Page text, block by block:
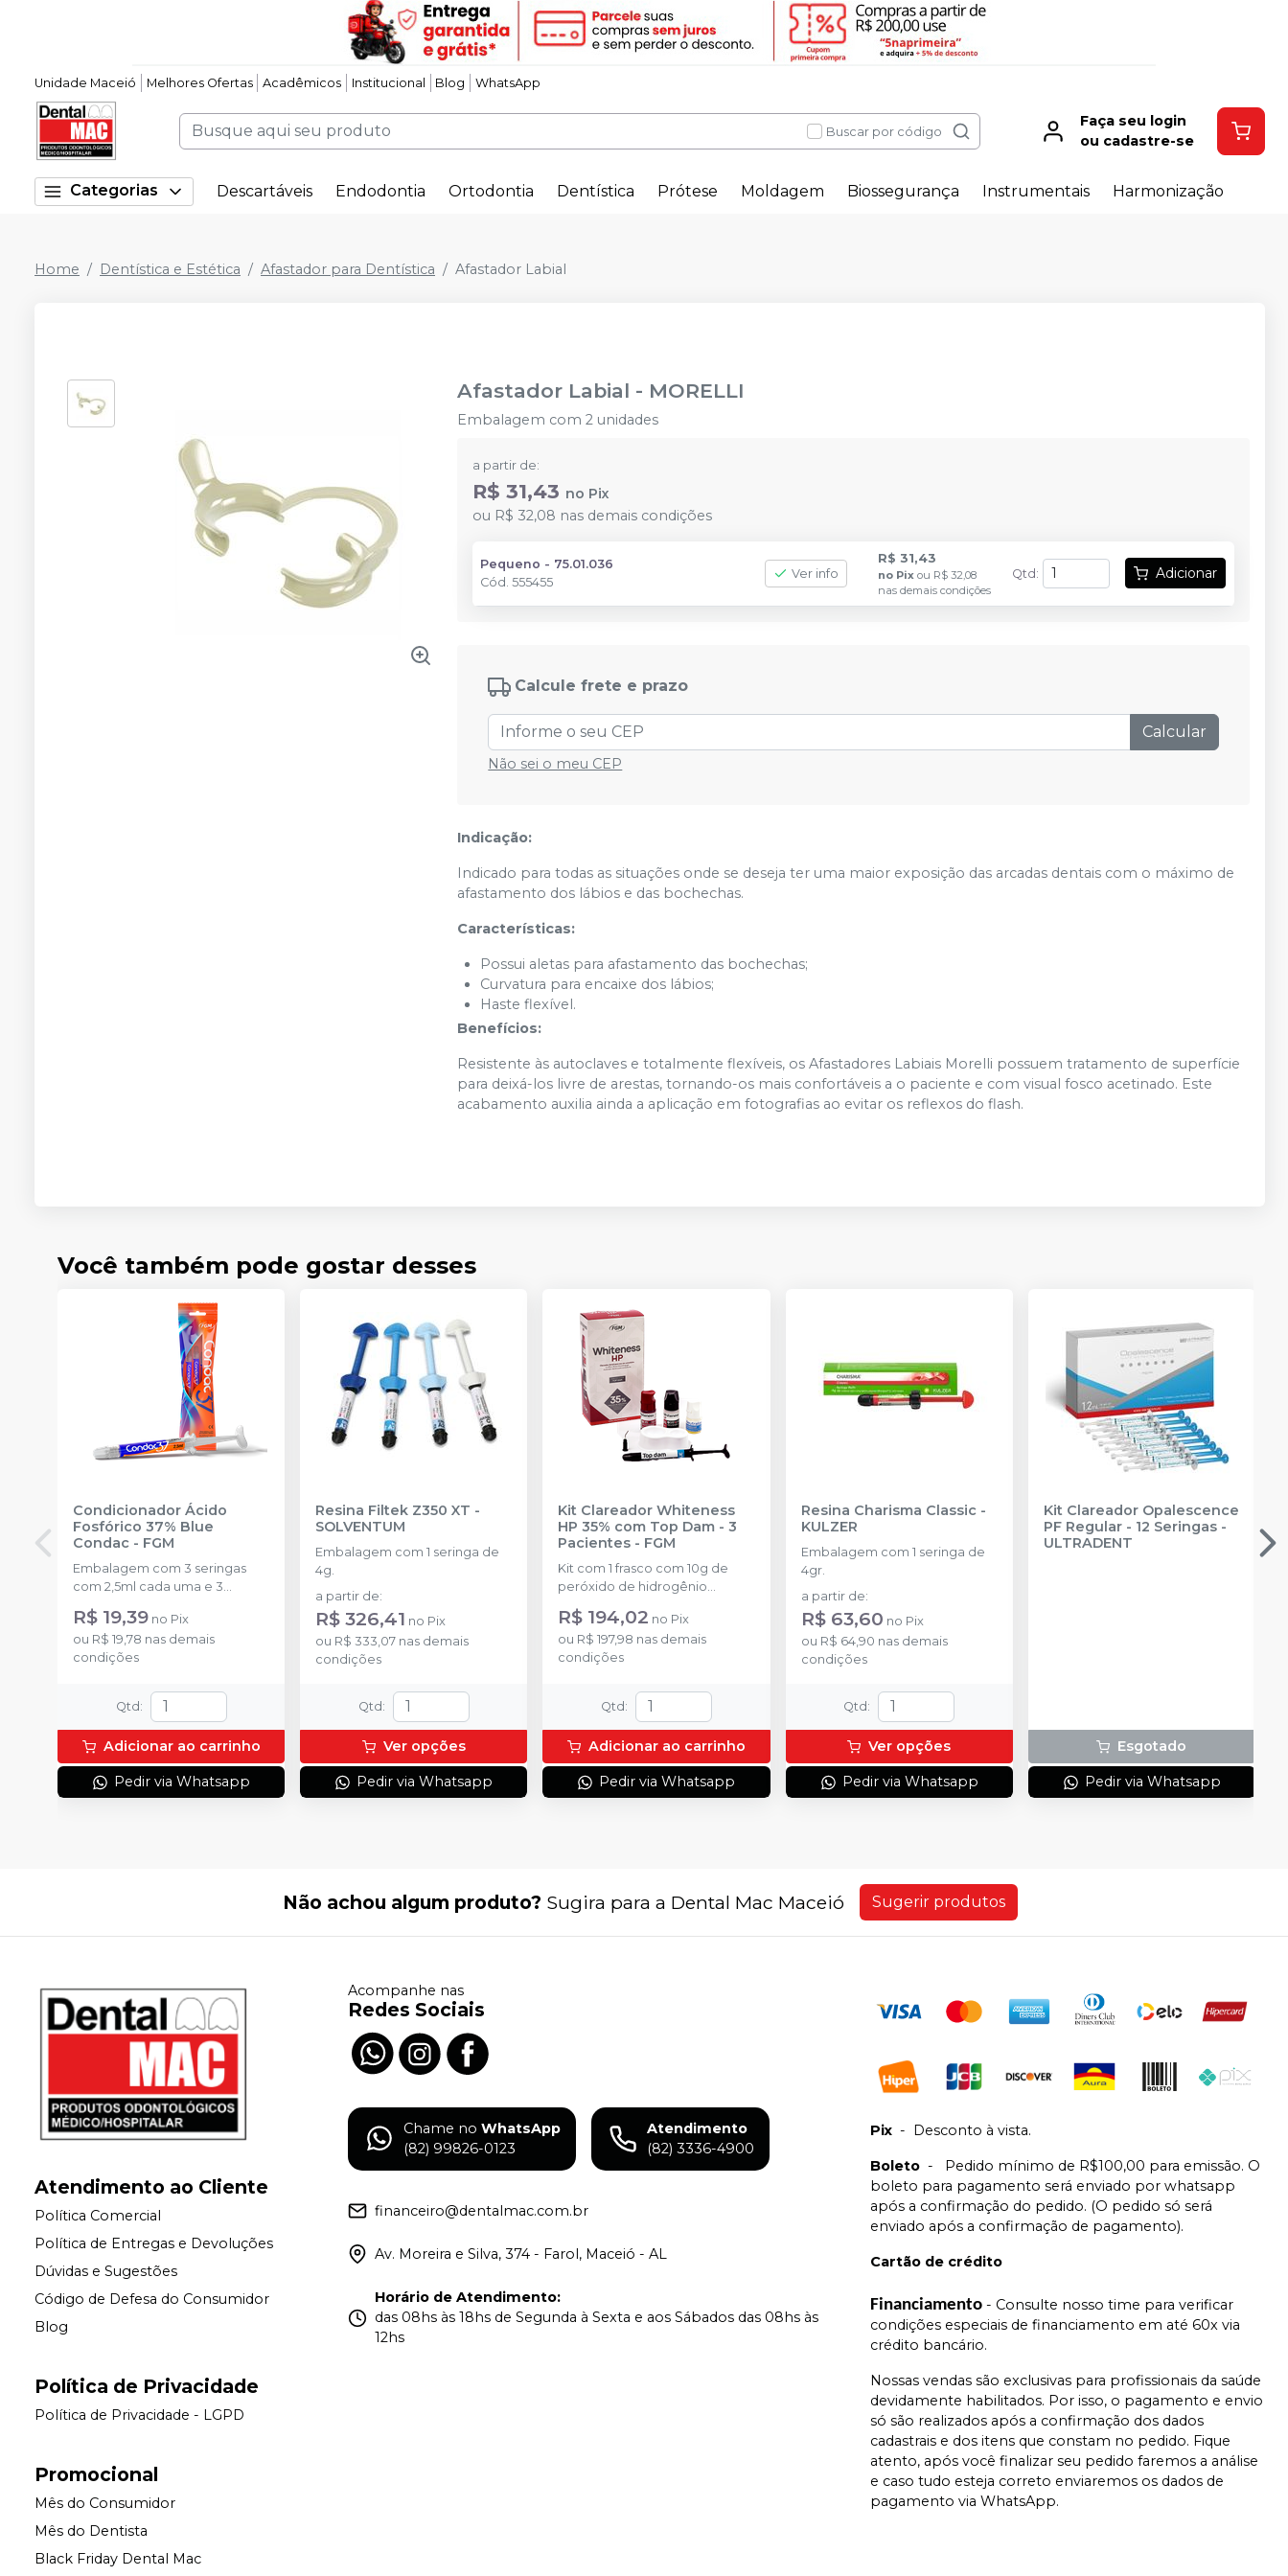
Unidade Maceió Melhores Ofertas Acadêmicos Institucional Blog WhatsApp
Buscar por código
Faça seu login
ou cadastre-se
Categorias Descartáveis Endodontia Ortodontia Dentística Prótese Moldagem Biossegurança Instrumentais Harmonização
Home Dentística e Estética Afastador para Dentística Afastador Labial
Afastador Labial - MORELLI
Embalagem com 2 unidades
a partir de:
R$ 31,43 no Pix
ou R$ 32,08 nas demais condições
Pequeno - 75.01.036
Cód.555455
Ver info
R$ 31,43
no Pix ou R$ 32,08
nas demais condições
Qtd : Adicionar
Calcule frete e prazo
Calcular
Não sei o meu CEP
Indicação:
Indicado para todas as situações onde se deseja ter uma maior exposição das arcadas dentais com o máximo de
afastamento dos lábios e das bochechas.
Características:
Possui aletas para afastamento das bochechas;
Curvatura para encaixe dos lábios;
Haste flexível.
Benefícios:
Resistente às autoclaves e totalmente flexíveis, os Afastadores Labiais Morelli possuem tratamento de superfície
para deixá-los livre de arestas, tornando-os mais confortáveis a o paciente e com visual fosco acetinado. Este
acabamento auxilia ainda a aplicação em fotografias ao evitar os reflexos do flash.
Você também pode gostar desses
Condicionador Ácido
Fosfórico 37% Blue
Condac - FGM
Embalagem com 3 seringas
com 2,5ml cada uma e 3
R$ 19,39 no Pix
ou R$ 19,78 nas demais
condições
Qtd :
Adicionar ao carrinho
Pedir via Whatsapp
Resina Filtek Z350 XT -
SOLVENTUM
Embalagem com 1 seringa de
4g.
a partir de:
R$ 326,41 no Pix
ou R$ 333,07 nas demais
condições
Qtd :
Ver opções
Pedir via Whatsapp
Kit Clareador Whiteness
HP 35% com Top Dam - 3
Pacientes - FGM
Kit com 1 frasco com 10g de
peróxido de hidrogênio
de espessante + 1 frasco com
2g de solução Neutralize
(neutralizante de peróxidos) + 1
preparo do gel e 1 Top Dam
com 2g.
R$ 194,02 no Pix
ou R$ 197,98 nas demais
condições
Qtd :
Adicionar ao carrinho
Pedir via Whatsapp
Resina Charisma Classic-
KULZER
Embalagem com 1 seringa de
4gr.
a partir de:
R$ 63,60 no Pix
ou R$ 64,90 nas demais
condições
Qtd :
Ver opções
Pedir via Whatsapp
Kit Clareador Opalescence
PF Regular - 12 Seringas-
ULTRADENT
Esgotado
Pedir via Whatsapp
Não achou algum produto? Sugira para a Dental Mac Maceió Sugerir produtos
Atendimento ao Cliente
Política Comercial
Política de Entregas e Devoluções
Dúvidas e Sugestões
Código de Defesa do Consumidor
Blog
Política de Privacidade
Política de Privacidade - LGPD
Promocional
Mês do Consumidor
Mês do Dentista
Black Friday Dental Mac
Acompanhe nas
Redes Sociais
Chame no WhatsApp
(82) 99826-0123
Atendimento
(82) 3336-4900
financeiro@dentalmac.com.br
Av. Moreira e Silva, 374 - Farol, Maceió - AL
Horário de Atendimento:
das 08hs às 18hs de Segunda à Sexta e aos Sábados das 08hs às
12hs
Pix - Desconto à vista.
Boleto -
Pedido mínimo de R$100,00 para emissão. O
boleto para pagamento será enviado por whatsapp
após a confirmação do pedido. (O pedido só será
enviado após a confirmação de pagamento).
Cartão de crédito
Financiamento - Consulte nosso time para verificar
condições especiais de financiamento em até 60x via
crédito bancário.
Nossas vendas são exclusivas para profissionais da saúde
devidamente habilitados. Por isso, o pagamento e envio
só são realizados após a confirmação dos dados
cadastrais e dos itens que constam no pedido. Fique
atento, após você finalizar seu pedido faremos a análise
e caso tudo esteja correto enviaremos os dados de
pagamento via WhatsApp.